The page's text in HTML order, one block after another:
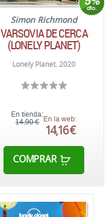
Simon Richmond
VARSOVIA DE CERCA
(LONELY PLANET)
Lonely Planet. 2020
En tienda:
14,90 € En la web:
14,16 €
COMPRAR